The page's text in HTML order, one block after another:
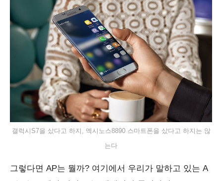
갤럭시S7을 샀다고 하지, 엑시노스8890 스마트폰을 샀다고 하지는 않
는다
그렇다면 AP는 뭘까? 여기에서 우리가 말하고 있는 A